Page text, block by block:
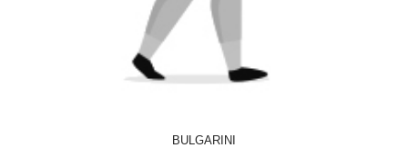
BULGARINI